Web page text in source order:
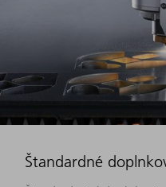
Štandardné